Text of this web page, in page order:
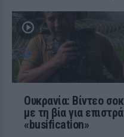
Ουκρανία: Βίντεο
με τη βία για
«busification»